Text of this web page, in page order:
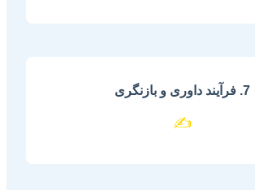
7. فرآیند داوری و بازنگری
✍️